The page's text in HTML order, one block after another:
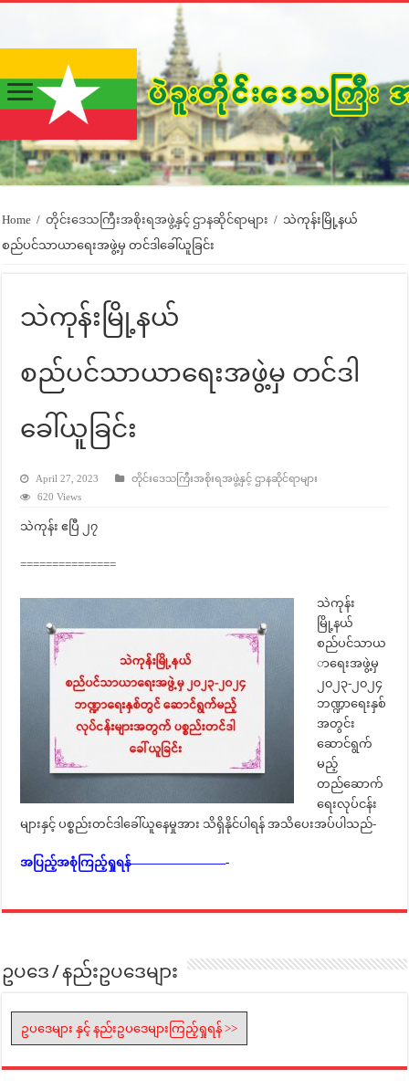
Home / တိုင်းဒေသကြီးအစိုးရအဖွဲ့နှင့် ဌာနဆိုင်ရာများ / သဲကုန်းမြို့နယ်
စည်ပင်သာယာရေးအဖွဲ့မှ တင်ဒါခေါ်ယူခြင်း
သဲကုန်းမြို့နယ်
စည်ပင်သာယာရေးအဖွဲ့မှ တင်ဒါ
ခေါ်ယူခြင်း
April 27, 2023
တိုင်းဒေသကြီးအစိုးရအဖွဲ့နှင့် ဌာနဆိုင်ရာများ
620 Views
သဲကုန်း ဧပြီ ၂၇
===============
သဲကုန်း
မြို့နယ်
စည်ပင်သာယ
ာရေးအဖွဲ့မှ
၂၀၂၃-၂၀၂၄
ဘဏ္ဍာရေးနှစ်
အတွင်း
ဆောင်ရွက်
မည့်
တည်ဆောက်
ရေးလုပ်ငန်း
များနှင့် ပစ္စည်းတင်ဒါခေါ်ယူနေမှုအား သိရှိနိုင်ပါရန် အသိပေးအပ်ပါသည်-
အပြည့်အစုံကြည့်ရှုရန်————————-
ဥပဒေ / နည်းဥပဒေများ
ဥပဒေများ နှင့် နည်းဥပဒေများကြည့်ရှုရန် >>